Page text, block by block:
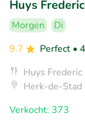
Huys Frederic
Morgen
Di
9.7
Perfect •
Huys Frederic
Herk-de-Stad
Verkocht: 373